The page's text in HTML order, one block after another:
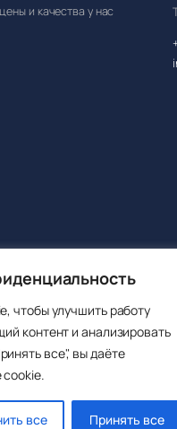
чтобы улучшить работу
контент и анализировать
все", вы даёте
cookie.
все Принять все
и качества у нас